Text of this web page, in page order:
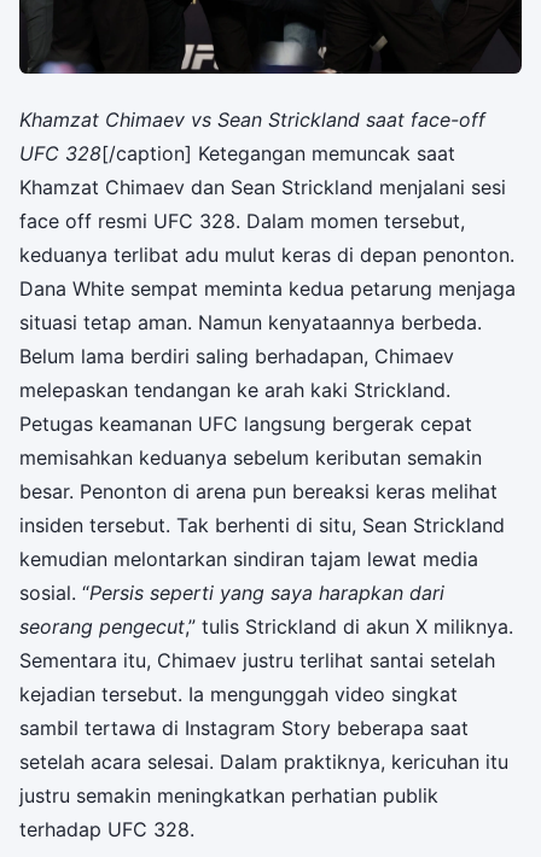
Khamzat Chimaev vs Sean Strickland saat face-off
UFC 328[/caption] Ketegangan memuncak saat
Khamzat Chimaev dan Sean Strickland menjalani sesi
face off resmi UFC 328. Dalam momen tersebut,
keduanya terlibat adu mulut keras di depan penonton.
Dana White sempat meminta kedua petarung menjaga
situasi tetap aman. Namun kenyataannya berbeda.
Belum lama berdiri saling berhadapan, Chimaev
melepaskan tendangan ke arah kaki Strickland.
Petugas keamanan UFC langsung bergerak cepat
memisahkan keduanya sebelum keributan semakin
besar. Penonton di arena pun bereaksi keras melihat
insiden tersebut. Tak berhenti di situ, Sean Strickland
kemudian melontarkan sindiran tajam lewat media
sosial. “Persis seperti yang saya harapkan dari
seorang pengecut,” tulis Strickland di akun X miliknya.
Sementara itu, Chimaev justru terlihat santai setelah
kejadian tersebut. Ia mengunggah video singkat
sambil tertawa di Instagram Story beberapa saat
setelah acara selesai. Dalam praktiknya, kericuhan itu
justru semakin meningkatkan perhatian publik
terhadap UFC 328.